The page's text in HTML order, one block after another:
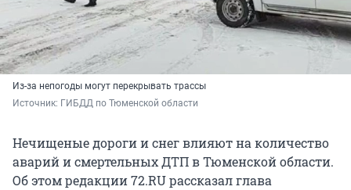
Из-за непогоды могут перекрывать трассы
Источник: ГИБДД по Тюменской области
Нечищеные дороги и снег влияют на количество
аварий и смертельных ДТП в Тюменской области.
Об этом редакции 72.RU рассказал глава